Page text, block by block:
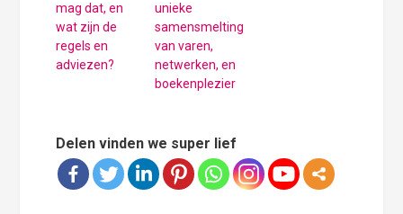
mag dat, en
wat zijn de
regels en
adviezen?
unieke
samensmelting
van varen,
netwerken, en
boekenplezier
Delen vinden we super lief